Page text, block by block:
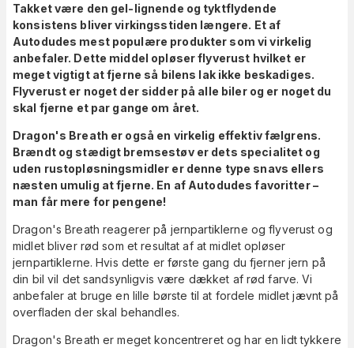
Takket være den gel-lignende og tyktflydende
konsistens bliver virkingsstiden længere. Et af
Autodudes mest populære produkter som vi virkelig
anbefaler. Dette middel opløser flyverust hvilket er
meget vigtigt at fjerne så bilens lak ikke beskadiges.
Flyverust er noget der sidder på alle biler og er noget du
skal fjerne et par gange om året.
Dragon's Breath er også en virkelig effektiv fælgrens.
Brændt og stædigt bremsestøv er dets specialitet og
uden rustopløsningsmidler er denne type snavs ellers
næsten umulig at fjerne. En af Autodudes favoritter –
man får mere for pengene!
Dragon's Breath reagerer på jernpartiklerne og flyverust og
midlet bliver rød som et resultat af at midlet opløser
jernpartiklerne. Hvis dette er første gang du fjerner jern på
din bil vil det sandsynligvis være dækket af rød farve. Vi
anbefaler at bruge en lille børste til at fordele midlet jævnt på
overfladen der skal behandles.
Dragon's Breath er meget koncentreret og har en lidt tykkere